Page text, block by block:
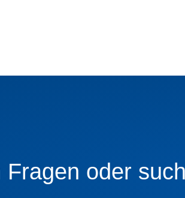
Fragen oder